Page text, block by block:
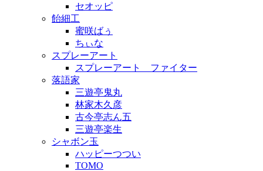
セオッピ
飴細工
蜜咲ばぅ
ちぃな
スプレーアート
スプレーアート ファイター
落語家
三遊亭鬼丸
林家木久彦
古今亭志ん五
三遊亭楽生
シャボン玉
ハッピーつつい
TOMO